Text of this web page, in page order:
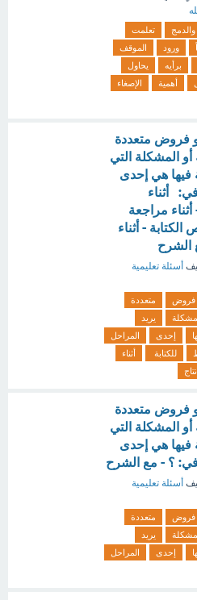
والدمج
تعلمت
ورود
الموقف
برأيه
يحاول
أهمية
الإصغاء
فروض متعددة
المشكلة التي
فيها هي إحدى
أثناء
مراجعة
الكتابة - أثناء
الشرح
أسئلة تعليمية
فروض
متعددة
يريد
إحدى
المراحل
للكتابة
أثناء
فروض متعددة
المشكلة التي
فيها هي إحدى
في: ؟ - مع الشرح
أسئلة تعليمية
فروض
متعددة
يريد
إحدى
المراحل